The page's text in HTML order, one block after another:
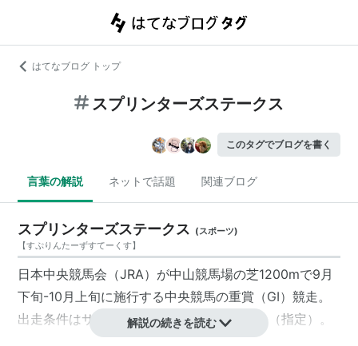
はてなブログ トップ
スプリンターズステークス
このタグでブログを書く
言葉の解説 ネットで話題 関連ブログ
スプリンターズステークス (スポーツ)
【すぷりんたーずすてーくす】
日本中央競馬会（JRA）が中山競馬場の芝1200mで9月
下旬-10月上旬に施行する中央競馬の重賞（GI）競走。
出走条件はサラブレッド系3歳以上（国際）（指定）。
負担重量は定量（3歳55kg、4歳以上57kg、牝馬2kg
解説の続きを読む